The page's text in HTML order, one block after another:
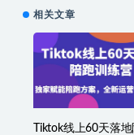
相关文章
Tiktok线上60天落地